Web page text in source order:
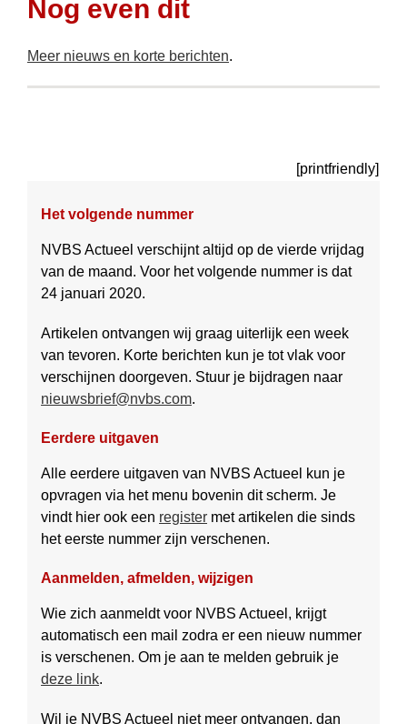
Nog even dit
Meer nieuws en korte berichten.
[printfriendly]
Het volgende nummer
NVBS Actueel verschijnt altijd op de vierde vrijdag
van de maand. Voor het volgende nummer is dat
24 januari 2020.
Artikelen ontvangen wij graag uiter­lijk een week
van tevoren. Korte berichten kun je tot vlak voor
ver­schij­nen doorgeven. Stuur je bij­dragen naar
nieuwsbrief@nvbs.com.
Eerdere uitgaven
Alle eerdere uitgaven van NVBS Actueel kun je
opvragen via het menu bovenin dit scherm. Je
vindt hier ook een register met artikelen die sinds
het eerste nummer zijn verschenen.
Aanmelden, afmelden, wijzigen
Wie zich aanmeldt voor NVBS Actueel, krijgt
automatisch een mail zodra er een nieuw nummer
is verschenen. Om je aan te melden gebruik je
deze link.
Wil je NVBS Actueel niet meer ontvangen, dan